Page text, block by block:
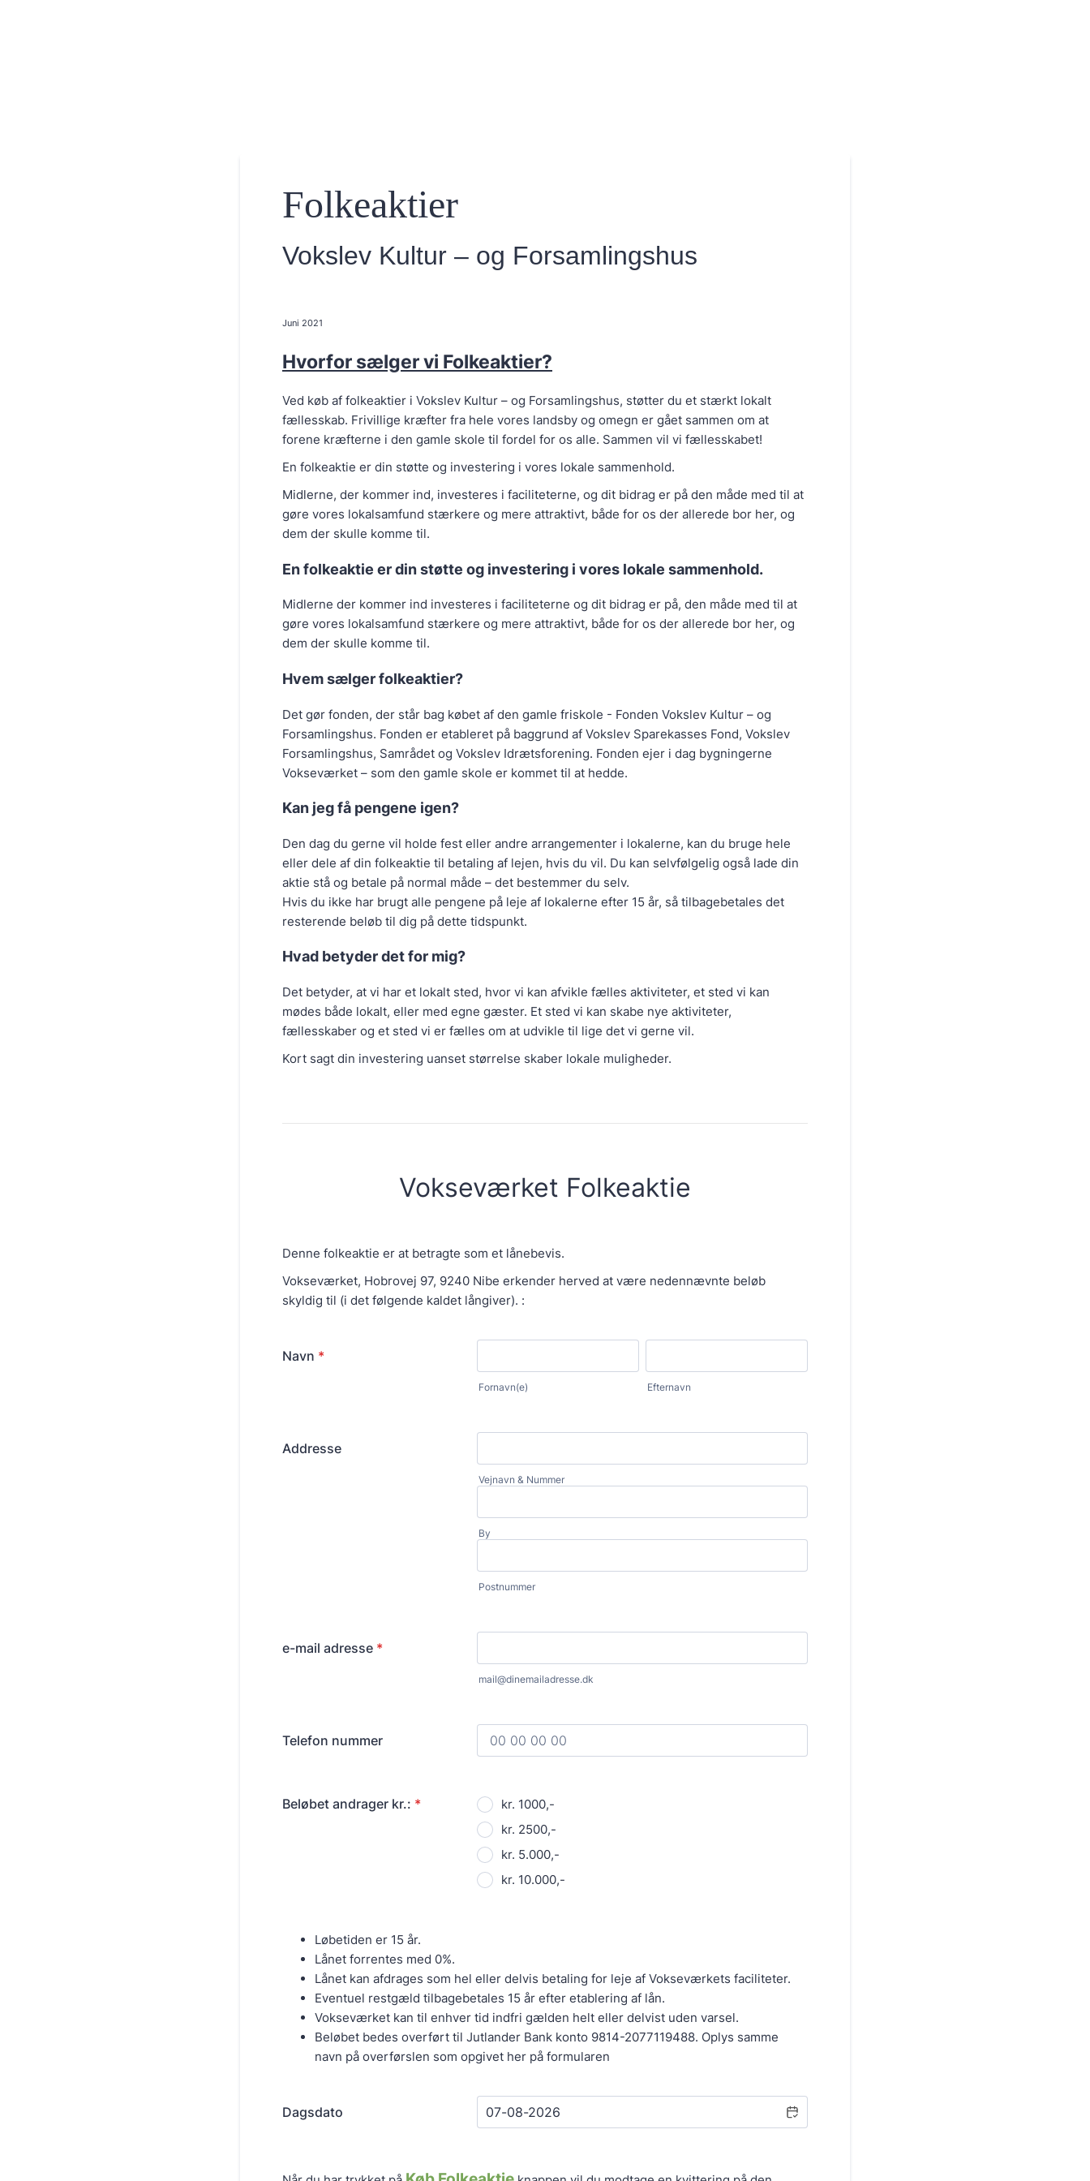
Folkeaktier
Vokslev Kultur – og Forsamlingshus
Juni 2021
Hvorfor sælger vi Folkeaktier?
Ved køb af folkeaktier i Vokslev Kultur – og Forsamlingshus, støtter du et stærkt lokalt
fællesskab. Frivillige kræfter fra hele vores landsby og omegn er gået sammen om at
forene kræfterne i den gamle skole til fordel for os alle. Sammen vil vi fællesskabet!
En folkeaktie er din støtte og investering i vores lokale sammenhold.
Midlerne, der kommer ind, investeres i faciliteterne, og dit bidrag er på den måde med til at
gøre vores lokalsamfund stærkere og mere attraktivt, både for os der allerede bor her, og
dem der skulle komme til.
En folkeaktie er din støtte og investering i vores lokale sammenhold.
Midlerne der kommer ind investeres i faciliteterne og dit bidrag er på, den måde med til at
gøre vores lokalsamfund stærkere og mere attraktivt, både for os der allerede bor her, og
dem der skulle komme til.
Hvem sælger folkeaktier?
Det gør fonden, der står bag købet af den gamle friskole - Fonden Vokslev Kultur – og
Forsamlingshus. Fonden er etableret på baggrund af Vokslev Sparekasses Fond, Vokslev
Forsamlingshus, Samrådet og Vokslev Idrætsforening. Fonden ejer i dag bygningerne
Vokseværket – som den gamle skole er kommet til at hedde.
Kan jeg få pengene igen?
Den dag du gerne vil holde fest eller andre arrangementer i lokalerne, kan du bruge hele
eller dele af din folkeaktie til betaling af lejen, hvis du vil. Du kan selvfølgelig også lade din
aktie stå og betale på normal måde – det bestemmer du selv.
Hvis du ikke har brugt alle pengene på leje af lokalerne efter 15 år, så tilbagebetales det
resterende beløb til dig på dette tidspunkt.
Hvad betyder det for mig?
Det betyder, at vi har et lokalt sted, hvor vi kan afvikle fælles aktiviteter, et sted vi kan
mødes både lokalt, eller med egne gæster. Et sted vi kan skabe nye aktiviteter,
fællesskaber og et sted vi er fælles om at udvikle til lige det vi gerne vil.
Kort sagt din investering uanset størrelse skaber lokale muligheder.
Vokseværket Folkeaktie
Denne folkeaktie er at betragte som et lånebevis.
Vokseværket, Hobrovej 97, 9240 Nibe erkender herved at være nedennævnte beløb
skyldig til (i det følgende kaldet långiver). :
Navn *
Fornavn(e) Efternavn
Addresse
Vejnavn & Nummer
By
Postnummer
e-mail adresse *
mail@dinemailadresse.dk
Telefon nummer
Beløbet andrager kr.: *
kr. 1000,-
kr. 2500,-
kr. 5.000,-
kr. 10.000,-
Løbetiden er 15 år.
Lånet forrentes med 0%.
Lånet kan afdrages som hel eller delvis betaling for leje af Vokseværkets faciliteter.
Eventuel restgæld tilbagebetales 15 år efter etablering af lån.
Vokseværket kan til enhver tid indfri gælden helt eller delvist uden varsel.
Beløbet bedes overført til Jutlander Bank konto 9814-2077119488. Oplys samme
navn på overførslen som opgivet her på formularen
Dagsdato